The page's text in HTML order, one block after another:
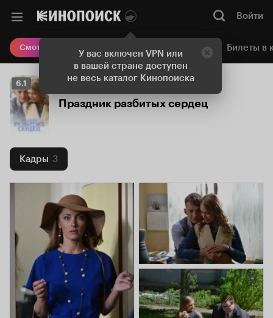
У вас включен VPN или
в вашей стране доступен
не весь каталог Кинопоиска
Войти
Смотреть кино Онлайн-кинотеатр Билеты в
Рейтинг
Кинопоиска
6.1
6.1
Праздник разбитых сердец
Кадры 3